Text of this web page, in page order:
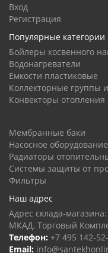
Вход
Регистрация
Популярные категории
Бойлеры косвенного
Водонагреватели
Емкости пластиковые
Коллекторные группы
Конвекторы отопления
Мембранные баки
Насосное оборудование
Радиаторы
Системы защиты от
Фильтры
Наш адрес
Адрес склада-
МКАД, Торговый
Телефон: +7 495 142-
Email: